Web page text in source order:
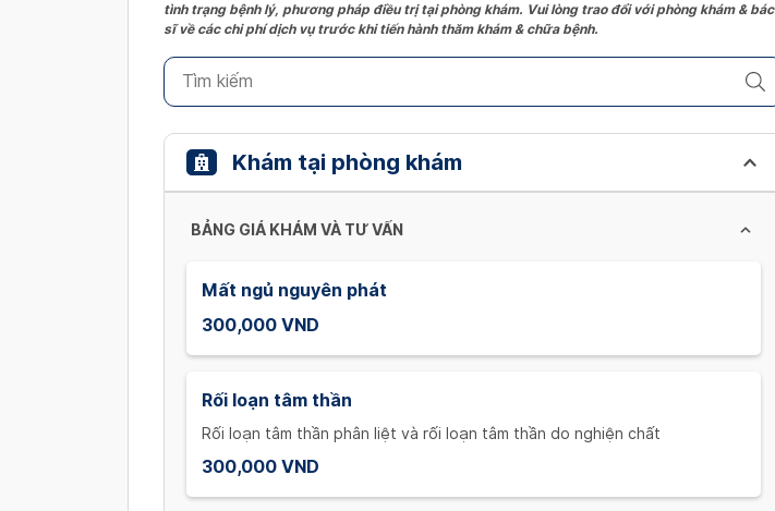
tình trạng bệnh lý, phương pháp điều trị tại phòng khám. Vui lòng trao đổi với phòng khám & bác
sĩ về các chi phí dịch vụ trước khi tiến hành thăm khám & chữa bệnh.
Khám tại phòng khám
BẢNG GIÁ KHÁM VÀ TƯ VẤN
Mất ngủ nguyên phát
300,000 VND
Rối loạn tâm thần
Rối loạn tâm thần phân liệt và rối loạn tâm thần do nghiện chất
300,000 VND